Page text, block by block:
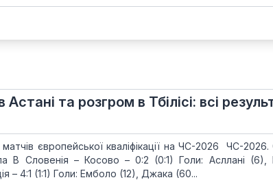
та розгром в Тбілісі: всі
європейської кваліфікації на ЧС-2026 ЧС-
B Словенія – Косово – 0:2 (0:1) Голи: Асллані (6),
– 4:1 (1:1) Голи: Емболо (12), Джака (60...